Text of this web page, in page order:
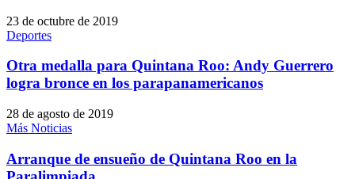
23 de octubre de 2019
Deportes
Otra medalla para Quintana Roo: Andy Guerrero
logra bronce en los parapanamericanos
28 de agosto de 2019
Más Noticias
Arranque de ensueño de Quintana Roo en la